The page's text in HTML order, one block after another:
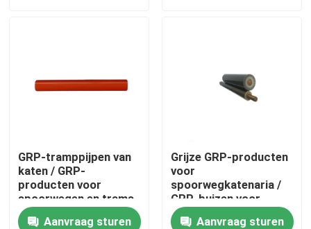
Video's
Fabriekstocht
Kwaliteitscontrole
GRP-tramppijpen van
katen / GRP-
producten voor
spoorwegen en trams
Aanvraag sturen
Grijze GRP-producten
voor
spoorwegkatenaria /
GRP-buizen voor
spoorwegkatenaria
Aanvraag sturen